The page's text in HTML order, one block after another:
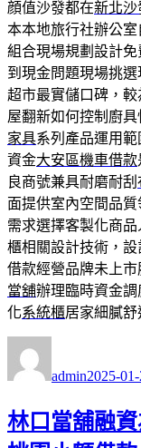
顔值沙發都在新北沙
本本地旅行社辦公室
組合現場規劃設計
到現金問題現場挑
超市最實儲口碑，
屋翻新如何控制廚
家具系列產品運用
資金大安區機車借款
良商號兼具耐磨耐刮
面提供室內空間品
需求選擇客製化商
櫃相關設計技術，
借款經營品牌未上
當舖辦理臨時資金
化系統櫃居家細膩舒
者
admin佈
期:
2025-
林口當舖融